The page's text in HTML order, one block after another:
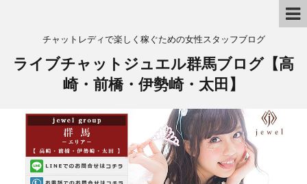
チャットレディで楽しく稼ぐための女性スタッフブログ
ライブチャットジュエル群馬ブログ【高
崎・前橋・伊勢崎・太田】